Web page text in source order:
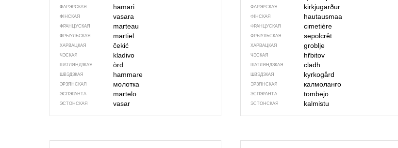
ФАРЭРСКАЯ hamari
ФІНСКАЯ vasara
ФРАНЦУСКАЯ marteau
ФРЫУЛЬСКАЯ martiel
ХАРВАЦКАЯ čekić
ЧЭСКАЯ kladivo
ШАТЛЯНДЗКАЯ òrd
ШВЭДЗКАЯ hammare
ЭРЗЯНСКАЯ молотка
ЭСПЭРАНТА martelo
ЭСТОНСКАЯ vasar
ФАРЭРСКАЯ kirkjugarður
ФІНСКАЯ hautausmaa
ФРАНЦУСКАЯ cimetière
ФРЫУЛЬСКАЯ sepolcrêt
ХАРВАЦКАЯ groblje
ЧЭСКАЯ hřbitov
ШАТЛЯНДЗКАЯ cladh
ШВЭДЗКАЯ kyrkogård
ЭРЗЯНСКАЯ калмоланго
ЭСПЭРАНТА tombejo
ЭСТОНСКАЯ kalmistu